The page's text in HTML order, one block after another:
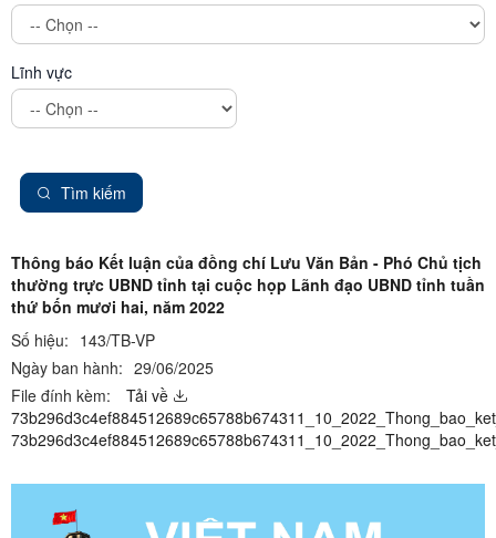
Lĩnh vực
Tìm kiếm
Thông báo Kết luận của đồng chí Lưu Văn Bản - Phó Chủ tịch
thường trực UBND tỉnh tại cuộc họp Lãnh đạo UBND tỉnh tuần
thứ bốn mươi hai, năm 2022
Số hiệu: 143/TB-VP
Ngày ban hành: 29/06/2025
File đính kèm:
Tải về